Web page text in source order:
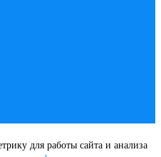
для работы сайта и анализа